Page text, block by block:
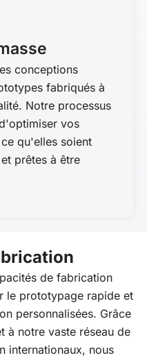
conceptions
fabriqués à
Notre processus
vos
qu'elles soient
prêtes à être
de fabrication
le prototypage rapide et
personnalisées. Grâce
à notre vaste réseau de
internationaux, nous